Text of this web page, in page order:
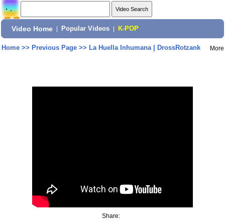
Video Home Popular Videos K-POP
Home>> Previous Page>> La Huella Inhumana | DrossRotzank More
Share: